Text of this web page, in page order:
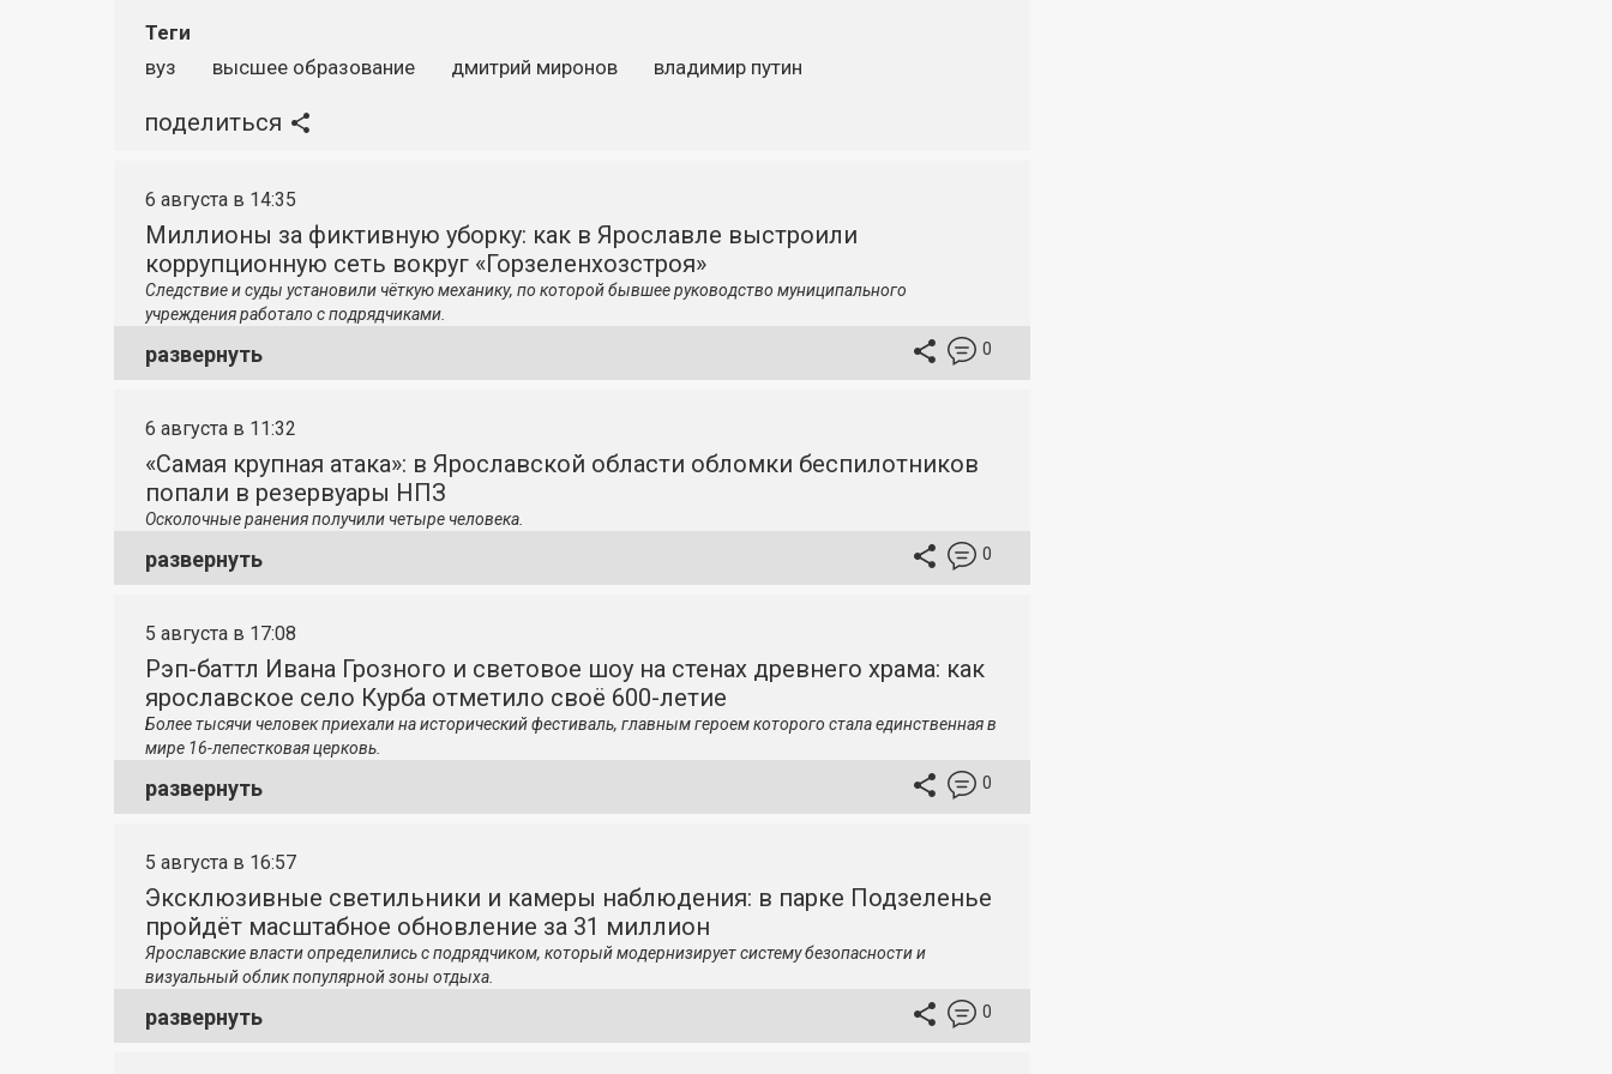
Теги
вуз
высшее образование дмитрий миронов владимир путин
поделиться
6 августа в 14:35
Миллионы за фиктивную уборку: как в Ярославле выстроили
коррупционную сеть вокруг «Горзеленхозстроя»
Следствие и суды установили чёткую механику, по которой бывшее руководство муниципального
учреждения работало с подрядчиками.
развернуть 0
6 августа в 11:32
«Самая крупная атака»: в Ярославской области обломки беспилотников
попали в резервуары НПЗ
Осколочные ранения получили четыре человека.
развернуть 0
5 августа в 17:08
Рэп-баттл Ивана Грозного и световое шоу на стенах древнего храма: как
ярославское село Курба отметило своё 600-летие
Более тысячи человек приехали на исторический фестиваль, главным героем которого стала единственная в
мире 16-лепестковая церковь.
развернуть 0
5 августа в 16:57
Эксклюзивные светильники и камеры наблюдения: в парке Подзеленье
пройдёт масштабное обновление за 31 миллион
Ярославские власти определились с подрядчиком, который модернизирует систему безопасности и
визуальный облик популярной зоны отдыха.
развернуть 0